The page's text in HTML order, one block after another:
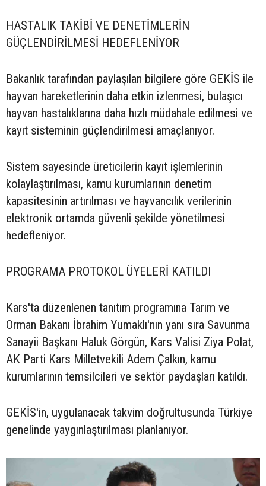
HASTALIK TAKİBİ VE DENETİMLERİN
GÜÇLENDİRİLMESİ HEDEFLENİYOR
Bakanlık tarafından paylaşılan bilgilere göre GEKİS ile
hayvan hareketlerinin daha etkin izlenmesi, bulaşıcı
hayvan hastalıklarına daha hızlı müdahale edilmesi ve
kayıt sisteminin güçlendirilmesi amaçlanıyor.
Sistem sayesinde üreticilerin kayıt işlemlerinin
kolaylaştırılması, kamu kurumlarının denetim
kapasitesinin artırılması ve hayvancılık verilerinin
elektronik ortamda güvenli şekilde yönetilmesi
hedefleniyor.
PROGRAMA PROTOKOL ÜYELERİ KATILDI
Kars'ta düzenlenen tanıtım programına Tarım ve
Orman Bakanı İbrahim Yumaklı'nın yanı sıra Savunma
Sanayii Başkanı Haluk Görgün, Kars Valisi Ziya Polat,
AK Parti Kars Milletvekili Adem Çalkın, kamu
kurumlarının temsilcileri ve sektör paydaşları katıldı.
GEKİS'in, uygulanacak takvim doğrultusunda Türkiye
genelinde yaygınlaştırılması planlanıyor.